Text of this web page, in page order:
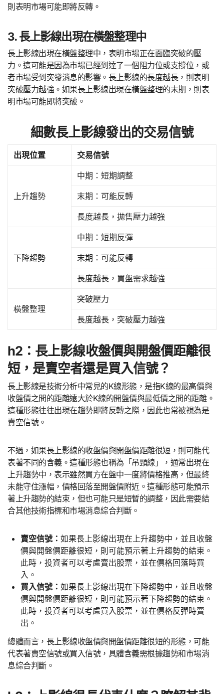
則表明市場可能即將反轉。
3. 長上影線出現在橫盤整理中
長上影線出現在橫盤整理中，表明市場正在面臨突破的壓
力。這可能是因為市場已經到達了一個阻力位或支撐位，或
者市場受到突發消息的影響。長上影線的長度越長，則表明
突破壓力越強。如果長上影線出現在橫盤整理的末期，則表
明市場可能即將突破。
細數長上影線發出的交易信號
出現位置 交易信號
上升趨勢
中期：短期調整
末期：可能反轉
長度越長，拋售壓力越強
下降趨勢
中期：短期反彈
末期：可能反轉
長度越長，買盤需求越強
橫盤整理
突破壓力
長度越長，突破壓力越強
h2：長上影線收盤價與開盤價距離很
短，是賣空者還是買入信號？
長上影線是技術分析中常見的K線形態，是指K線的最高價與
收盤價之間的距離遠大於K線的開盤價與最低價之間的距離。
這種形態往往出現在趨勢即將反轉之際，因此也常被視為是
賣空信號。
不過，如果長上影線的收盤價與開盤價距離很短，則可能代
表著不同的含義。這種形態也稱為「吊頸線」，通常出現在
上升趨勢中，表示雖然買方在盤中一度將價格推高，但最終
未能守住漲幅，價格回落至開盤價附近。這種形態可能預示
著上升趨勢的結束，但也可能只是短暫的調整，因此需要結
合其他技術指標和市場消息綜合判斷。
賣空信號： 如果長上影線出現在上升趨勢中，並且收盤
價與開盤價距離很短，則可能預示著上升趨勢的結束。
此時，投資者可以考慮賣出股票，並在價格回落時買
入。
買入信號： 如果長上影線出現在下降趨勢中，並且收盤
價與開盤價距離很短，則可能預示著下降趨勢的結束。
此時，投資者可以考慮買入股票，並在價格反彈時賣
出。
總體而言，長上影線收盤價與開盤價距離很短的形態，可能
代表著賣空信號或買入信號，具體含義需根據趨勢和市場消
息綜合判斷。